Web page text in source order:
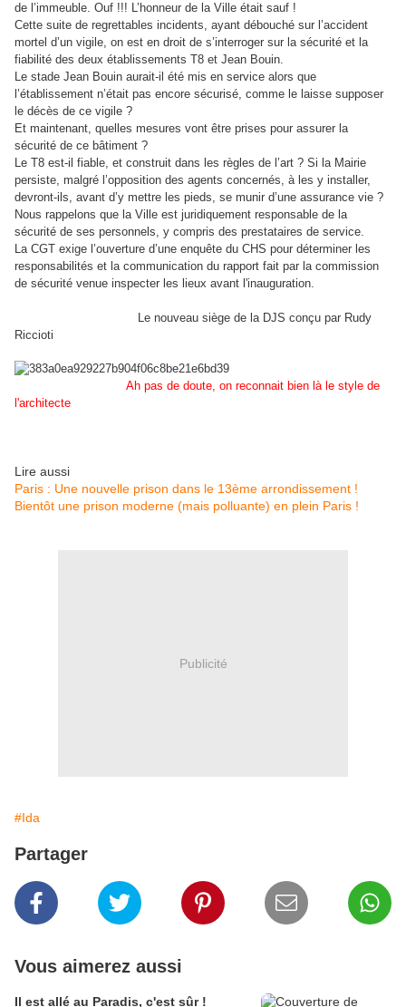
de l’immeuble. Ouf !!! L’honneur de la Ville était sauf !
Cette suite de regrettables incidents, ayant débouché sur l’accident
mortel d’un vigile, on est en droit de s’interroger sur la sécurité et la
fiabilité des deux établissements T8 et Jean Bouin.
Le stade Jean Bouin aurait-il été mis en service alors que
l’établissement n’était pas encore sécurisé, comme le laisse supposer
le décès de ce vigile ?
Et maintenant, quelles mesures vont être prises pour assurer la
sécurité de ce bâtiment ?
Le T8 est-il fiable, et construit dans les règles de l’art ? Si la Mairie
persiste, malgré l’opposition des agents concernés, à les y installer,
devront-ils, avant d’y mettre les pieds, se munir d’une assurance vie ?
Nous rappelons que la Ville est juridiquement responsable de la
sécurité de ses personnels, y compris des prestataires de service.
La CGT exige l’ouverture d’une enquête du CHS pour déterminer les
responsabilités et la communication du rapport fait par la commission
de sécurité venue inspecter les lieux avant l'inauguration.
Le nouveau siège de la DJS conçu par Rudy
Riccioti
Ah pas de doute, on reconnait bien là le style de
l'architecte
Lire aussi
Paris : Une nouvelle prison dans le 13ème arrondissement !
Bientôt une prison moderne (mais polluante) en plein Paris !
Publicité
#Ida
Partager
Vous aimerez aussi
Il est allé au Paradis, c'est sûr !